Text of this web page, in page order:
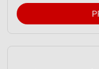
Notwendig